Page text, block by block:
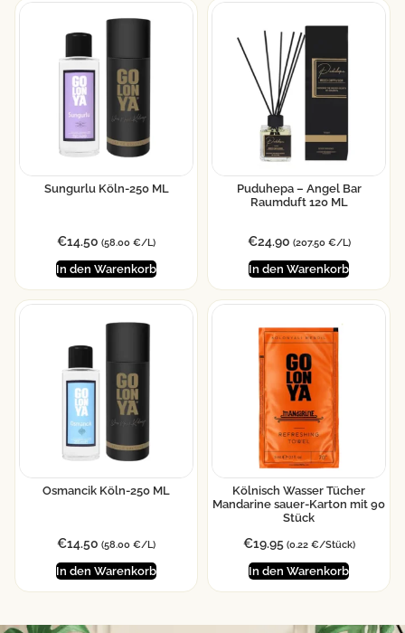
Sungurlu Köln-250 ML
€14.50 (58.00 €/L)
In den Warenkorb
Puduhepa – Angel Bar
Raumduft 120 ML
€24.90 (207.50 €/L)
In den Warenkorb
Osmancik Köln-250 ML
€14.50 (58.00 €/L)
In den Warenkorb
Kölnisch Wasser Tücher
Mandarine sauer-Karton mit 90
Stück
€19.95 (0.22 €/Stück)
In den Warenkorb